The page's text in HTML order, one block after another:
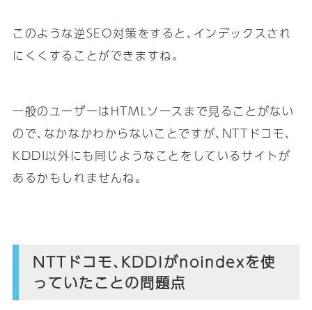
このような逆SEO対策をすると､インデックスされ
にくくすることができますね｡
一般のユーザーはHTMLソースまで見ることがない
ので､なかなかわからないことですが､NTTドコモ､
KDDI以外にも同じようなことをしているサイトが
あるかもしれませんね｡
NTTドコモ､KDDIがnoindexを使
っていたことの問題点